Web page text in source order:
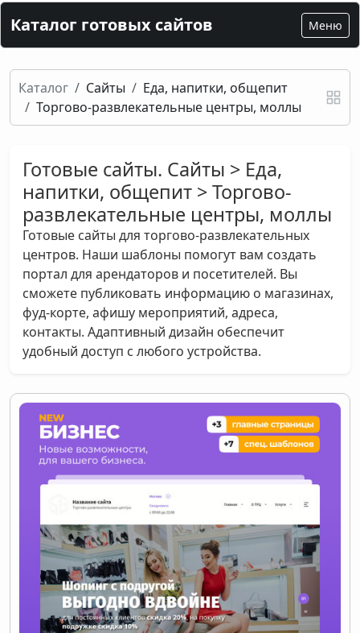
Каталог готовых сайтов Меню
Каталог Сайты
Еда, напитки, общепит
Торгово-развлекательные центры, моллы
Готовые сайты. Сайты > Еда,
напитки, общепит > Торгово-
развлекательные центры, моллы
Готовые сайты для торгово-развлекательных
центров. Наши шаблоны помогут вам создать
портал для арендаторов и посетителей. Вы
сможете публиковать информацию о магазинах,
фуд-корте, афишу мероприятий, адреса,
контакты. Адаптивный дизайн обеспечит
удобный доступ с любого устройства.